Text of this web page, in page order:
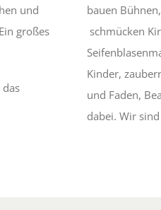
und
großes
bauen
schmücken
Kinder,
und Faden,
dabei. Wir